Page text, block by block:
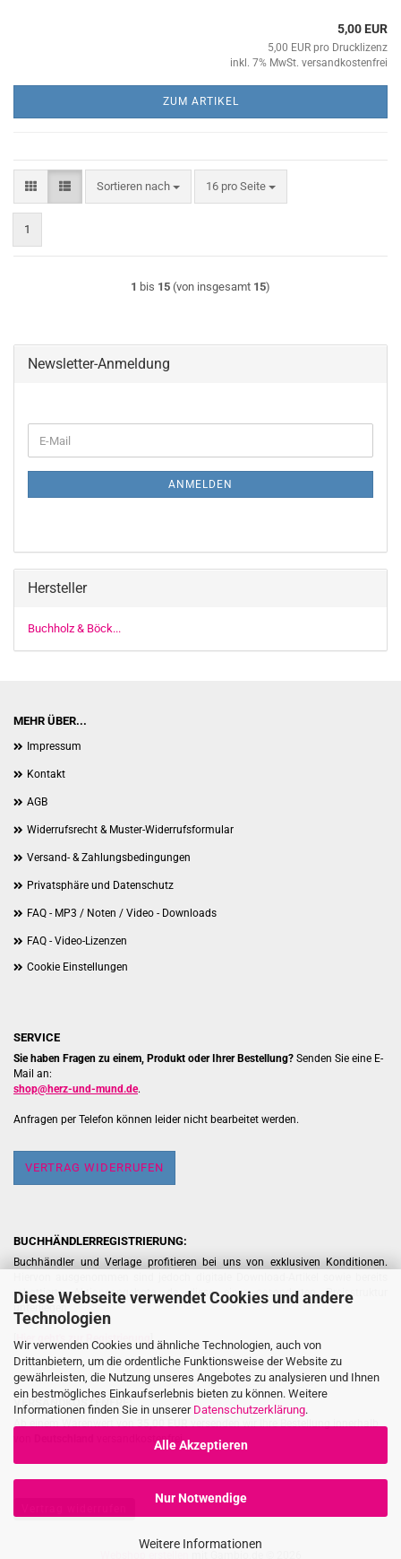
Diese Webseite verwendet Cookies und andere
Technologien
Wir verwenden Cookies und ähnliche Technologien, auch von
Drittanbietern, um die ordentliche Funktionsweise der Website zu
gewährleisten, die Nutzung unseres Angebotes zu analysieren und Ihnen
ein bestmögliches Einkaufserlebnis bieten zu können. Weitere
Informationen finden Sie in unserer Datenschutzerklärung.
Alle Akzeptieren
Nur Notwendige
Weitere Informationen
5,00 EUR
5,00 EUR pro Drucklizenz
inkl. 7% MwSt. versandkostenfrei
ZUM ARTIKEL
Sortieren nach
Sortieren nach 16 pro Seite
pro Seite
1
1 bis 15 (von insgesamt 15)
Newsletter-Anmeldung
ZUR
E-
Mail
ANMELDEN
Hersteller
Buchholz & Böck...
MEHR ÜBER...
Impressum
Kontakt
AGB
Widerrufsrecht & Muster-Widerrufsformular
Versand- & Zahlungsbedingungen
Privatsphäre und Datenschutz
FAQ - MP3 / Noten / Video - Downloads
FAQ - Video-Lizenzen
Cookie Einstellungen
SERVICE
Sie haben Fragen zu einem, Produkt oder Ihrer Bestellung? Senden Sie eine E-
Mail an:
shop@herz-und-mund.de.
Anfragen per Telefon können leider nicht bearbeitet werden.
VERTRAG WIDERRUFEN
BUCHHÄNDLERREGISTRIERUNG:
Buchhändler und Verlage profitieren bei uns von exklusiven Konditionen.
rabattierte Aktionsangebote, da diese einer gesonderten Preisstruktur
[ Hier geht's zur Registrierung ]
VERSANDKOSTENFREI
Ab einem Warenwert von35,00 EURversenden wir Ihre Bestellung innerhalb
versandkostenfrei.